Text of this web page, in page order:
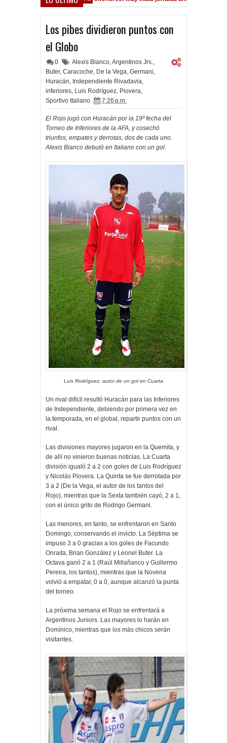
Los pibes dividieron puntos con
el Globo
0 Alexis Blanco,Argentinos Jrs.,
Buter, Caracoche, De la Vega, Germani,
Huracán, Independiente Rivadavia,
inferiores, Luis Rodríguez, Piovera,
Sportivo Italiano
7:26 p.m.
El Rojo jugó con Huracán por la 19º fecha del
Torneo de Inferiores de la AFA, y cosechó
triunfos, empates y derrotas, dos de cada uno.
Alexis Blanco debutó en Italiano con un gol.
Luis Rodríguez, autor de un gol en Cuarta
Un rival difícil resultó Huracán para las Inferiores
de Independiente, debiendo por primera vez en
la temporada, en el global, repartir puntos con un
rival.
Las divisiones mayores jugaron en la Quemita, y
de allí no vinieron buenas noticias. La Cuarta
división igualó 2 a 2 con goles de Luis Rodríguez
y Nicolás Piovera. La Quinta se fue derrotada por
3 a 2 (De la Vega, el autor de los tantos del
Rojo), mientras que la Sexta también cayó, 2 a 1,
con el único grito de Rodrigo Germani.
Las menores, en tanto, se enfrentaron en Santo
Domingo, conservando el invicto. La Séptima se
impuso 3 a 0 gracias a los goles de Facundo
Onraita, Brian González y Leonel Buter. La
Octava ganó 2 a 1 (Raúl Millañanco y Guillermo
Pereira, los tantos), mientras que la Novena
volvió a empatar, 0 a 0, aunque alcanzó la punta
del torneo.
La próxima semana el Rojo se enfrentará a
Argentinos Juniors. Las mayores lo harán en
Domínico, mientras que los más chicos serán
visitantes.